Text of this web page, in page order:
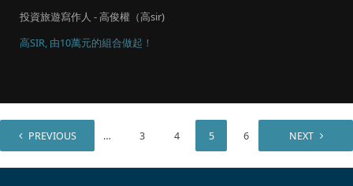
投資旅遊寫作人 - 高俊權（高sir)
高SIR, 由10萬元的組合做起！
PREVIOUS
1 … 3 4 5 6 NEXT